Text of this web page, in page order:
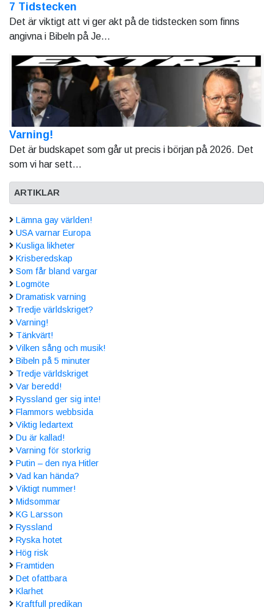
7 Tidstecken
Det är viktigt att vi ger akt på de tidstecken som finns
angivna i Bibeln på Je...
Varning!
Det är budskapet som går ut precis i början på 2026. Det
som vi har sett...
ARTIKLAR
Lämna gay världen!
USA varnar Europa
Kusliga likheter
Krisberedskap
Som får bland vargar
Logmöte
Dramatisk varning
Tredje världskriget?
Varning!
Tänkvärt!
Vilken sång och musik!
Bibeln på 5 minuter
Tredje världskriget
Var beredd!
Ryssland ger sig inte!
Flammors webbsida
Viktig ledartext
Du är kallad!
Varning för storkrig
Putin – den nya Hitler
Vad kan hända?
Viktigt nummer!
Midsommar
KG Larsson
Ryssland
Ryska hotet
Hög risk
Framtiden
Det ofattbara
Klarhet
Kraftfull predikan